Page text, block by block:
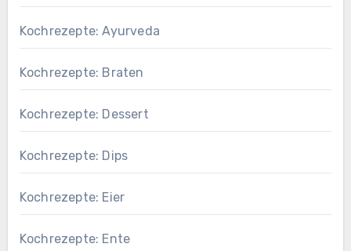
Kochrezepte: Ayurveda
Kochrezepte: Braten
Kochrezepte: Dessert
Kochrezepte: Dips
Kochrezepte: Eier
Kochrezepte: Ente